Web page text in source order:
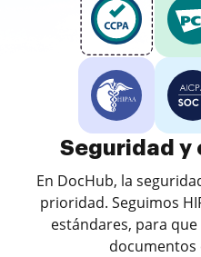
Seguridad y
En DocHub, la
prioridad. Seguimos
estándares, para
documentos